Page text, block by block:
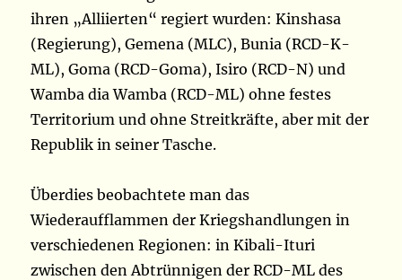
ihren „Alliierten“ regiert wurden: Kinshasa
(Regierung), Gemena (MLC), Bunia (RCD-K-
ML), Goma (RCD-Goma), Isiro (RCD-N) und
Wamba dia Wamba (RCD-ML) ohne festes
Territorium und ohne Streitkräfte, aber mit der
Republik in seiner Tasche.
Überdies beobachtete man das
Wiederaufflammen der Kriegshandlungen in
verschiedenen Regionen: in Kibali-Ituri
zwischen den Abtrünnigen der RCD-ML des